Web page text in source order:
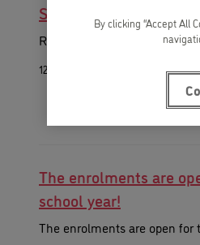
Spend your summer
Register for our Summer
12/05/2026
The enrolments are
school year!
The enrolments are open for
By clicking “Accept All